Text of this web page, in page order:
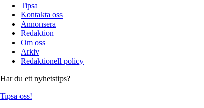
Tipsa
Kontakta oss
Annonsera
Redaktion
Om oss
Arkiv
Redaktionell policy
Har du ett nyhetstips?
Tipsa oss!